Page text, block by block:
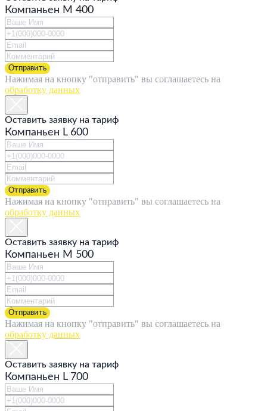
Компаньен M 400
Отправить
Нажимая на кнопку "отправить" вы соглашаетесь на
обработку данных
Оставить заявку на тариф
Компаньен L 600
Отправить
Нажимая на кнопку "отправить" вы соглашаетесь на
обработку данных
Оставить заявку на тариф
Компаньен M 500
Отправить
Нажимая на кнопку "отправить" вы соглашаетесь на
обработку данных
Оставить заявку на тариф
Компаньен L 700